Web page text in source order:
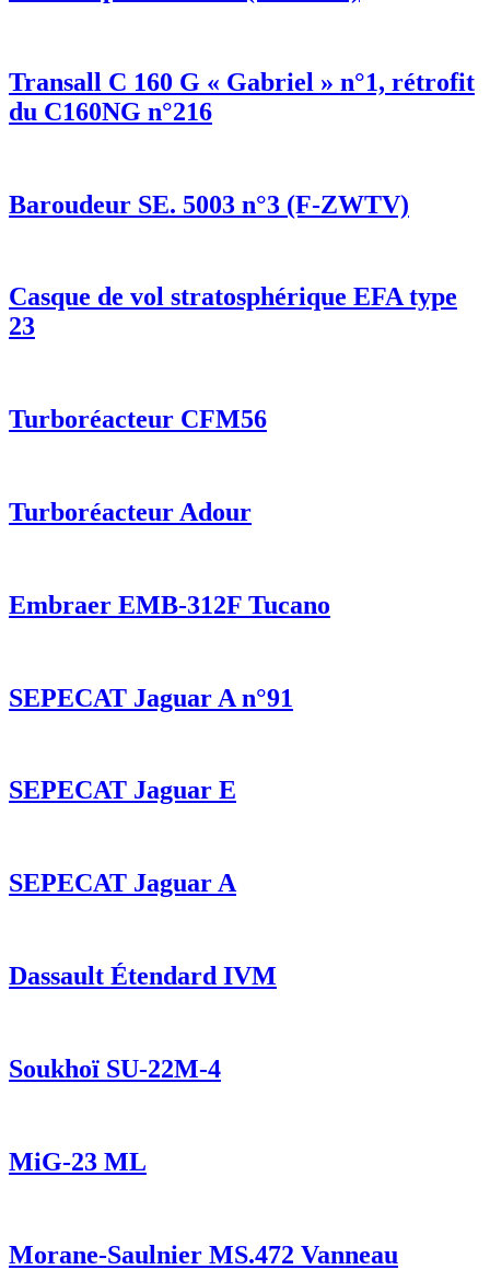
Transall C 160 G « Gabriel » n°1, rétrofit
du C160NG n°216
Baroudeur SE. 5003 n°3 (F-ZWTV)
Casque de vol stratosphérique EFA type
23
Turboréacteur CFM56
Turboréacteur Adour
Embraer EMB-312F Tucano
SEPECAT Jaguar A n°91
SEPECAT Jaguar E
SEPECAT Jaguar A
Dassault Étendard IVM
Soukhoï SU-22M-4
MiG-23 ML
Morane-Saulnier MS.472 Vanneau